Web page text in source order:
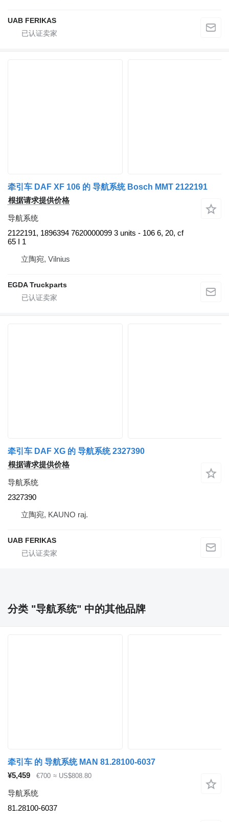
UAB FERIKAS
牵引车 DAF XF 106 的 导航系统 Bosch MMT 2122191
根据请求提供价格
导航系统
2122191, 1896394 7620000099 3 units - 106 6, 20, cf
65 I 1
立陶宛, Vilnius
EGDA Truckparts
牵引车 DAF XG 的 导航系统 2327390
根据请求提供价格
导航系统
2327390
立陶宛, KAUNO raj.
UAB FERIKAS
分类 "导航系统" 中的其他品牌
牵引车 的 导航系统 MAN 81.28100-6037
¥5,459
€700 ≈ US$808.80
导航系统
81.28100-6037